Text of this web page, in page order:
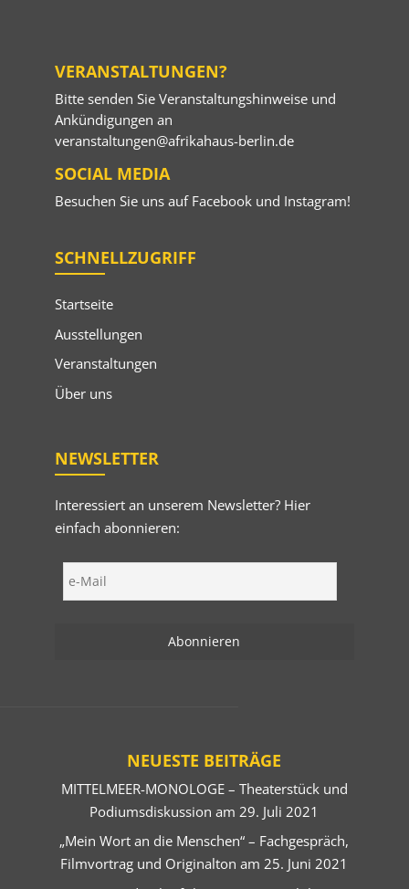
VERANSTALTUNGEN?
Bitte senden Sie Veranstaltungshinweise und
Ankündigungen an
veranstaltungen@afrikahaus-berlin.de
SOCIAL MEDIA
Besuchen Sie uns auf Facebookund Instagram!
SCHNELLZUGRIFF
Startseite
Ausstellungen
Veranstaltungen
Über uns
NEWSLETTER
Interessiert an unserem Newsletter? Hier
einfach abonnieren:
NEUESTE BEITRÄGE
MITTELMEER-MONOLOGE – Theaterstück und
Podiumsdiskussion am 29. Juli 2021
„Mein Wort an die Menschen“ – Fachgespräch,
Filmvortrag und Originalton am 25. Juni 2021